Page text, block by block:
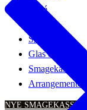
Rosé
Søde vine
Glas & tilbehør
Smagekasser
Arrangementer
NYE